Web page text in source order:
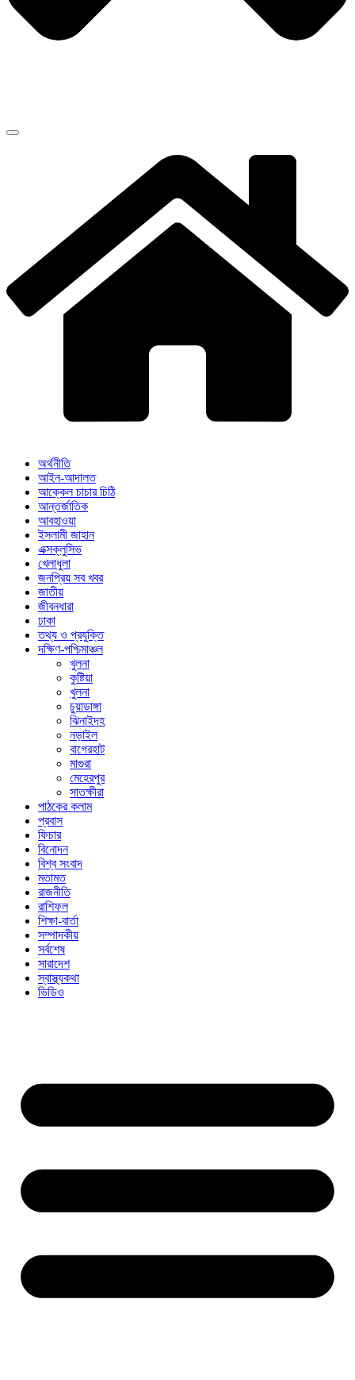
অর্থনীতি
আইন-আদালত
আক্কেল চাচার চিঠি
আন্তর্জাতিক
আবহাওয়া
ইসলামী জাহান
এক্সক্লুসিভ
খেলাধুলা
জনপ্রিয় সব খবর
জাতীয়
জীবনধারা
ঢাকা
তথ্য ও প্রযুক্তি
দক্ষিণ-পশ্চিমাঞ্চল
খুলনা
কুষ্টিয়া
খুলনা
চুয়াডাঙ্গা
ঝিনাইদহ
নড়াইল
বাগেরহাট
মাগুরা
মেহেরপুর
সাতক্ষীরা
পাঠকের কলাম
প্রবাস
ফিচার
বিনোদন
বিশ্ব সংবাদ
মতামত
রাজনীতি
রাশিফল
শিক্ষা-বার্তা
সম্পাদকীয়
সর্বশেষ
সারাদেশ
স্বাস্থ্যকথা
ভিডিও